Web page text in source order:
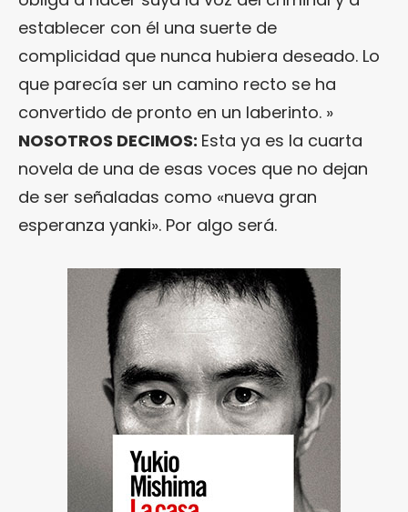
establecer con él una suerte de
complicidad que nunca hubiera deseado. Lo
que parecía ser un camino recto se ha
convertido de pronto en un laberinto. »
NOSOTROS DECIMOS: Esta ya es la cuarta
novela de una de esas voces que no dejan
de ser señaladas como «nueva gran
esperanza yanki». Por algo será.